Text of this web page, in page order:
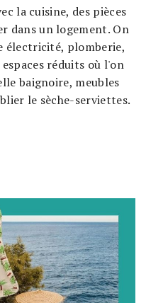
la cuisine, des pièces
dans un logement. On
électricité, plomberie,
réduits où l'on
baignoire, meubles
le sèche-serviettes.